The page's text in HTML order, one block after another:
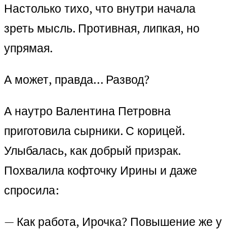
Настолько тихо, что внутри начала
зреть мысль. Противная, липкая, но
упрямая.
А может, правда… Развод?
А наутро Валентина Петровна
приготовила сырники. С корицей.
Улыбалась, как добрый призрак.
Похвалила кофточку Ирины и даже
спросила:
— Как работа, Ирочка? Повышение же у